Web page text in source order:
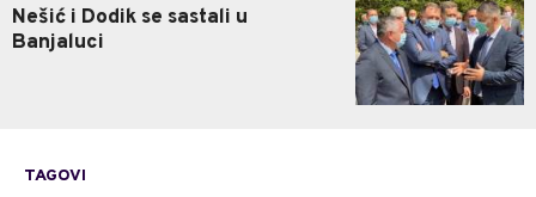
Nešić i Dodik se sastali u
Banjaluci
TAGOVI